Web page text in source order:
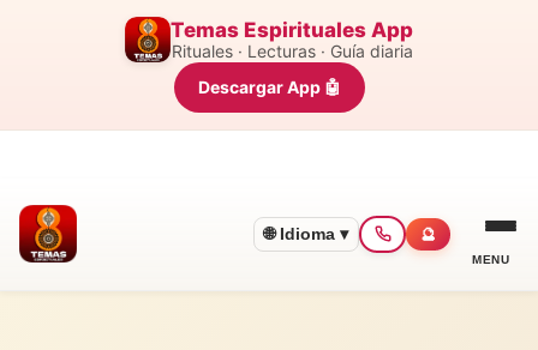
Temas Espirituales App
Rituales · Lecturas · Guía diaria
Descargar App 🤖
🌐 Idioma ▾ 🔮
MENU